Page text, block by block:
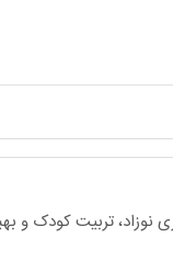
نوزاد، تربیت کودک و